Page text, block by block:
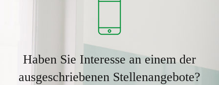
Haben Sie Interesse an einem der
ausgeschriebenen Stellenangebote?